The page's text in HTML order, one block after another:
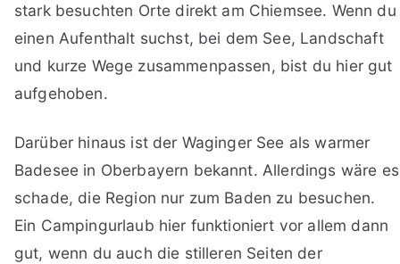
stark besuchten Orte direkt am Chiemsee. Wenn du
einen Aufenthalt suchst, bei dem See, Landschaft
und kurze Wege zusammenpassen, bist du hier gut
aufgehoben.
Darüber hinaus ist der Waginger See als warmer
Badesee in Oberbayern bekannt. Allerdings wäre es
schade, die Region nur zum Baden zu besuchen.
Ein Campingurlaub hier funktioniert vor allem dann
gut, wenn du auch die stilleren Seiten der